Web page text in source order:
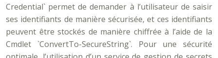
Credential` permet de demander à l’utilisateur de saisir
ses identifiants de manière sécurisée, et ces identifiants
peuvent être stockés de manière chiffrée à l’aide de la
Cmdlet `ConvertTo-SecureString`. Pour une sécurité